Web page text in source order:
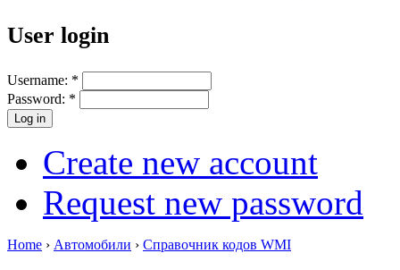
User login
Username: *
Password: *
Create new account
Request new password
Home › Автомобили › Справочник кодов WMI